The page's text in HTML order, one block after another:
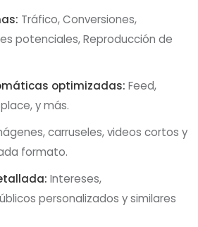
Tráfico, Conversiones,
potenciales, Reproducción de
optimizadas: Feed,
y más.
carruseles, videos cortos y
formato.
Intereses,
personalizados y similares